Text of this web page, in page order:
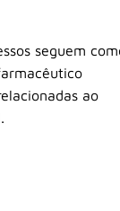
seguem
ao